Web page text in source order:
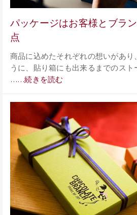
パッケージはお客様とブラ
点
商品に込めたそれぞれの想いがあり
うに、貼り箱にも出来るまでのスト
……続きを読む